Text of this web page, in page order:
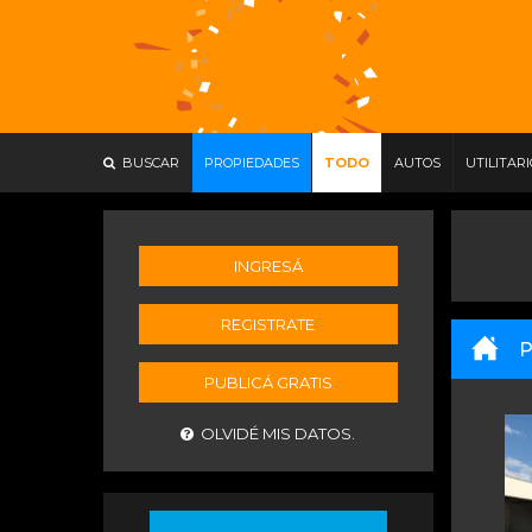
BUSCAR PROPIEDADES TODO AUTOS
INGRESÁ
REGISTRATE
PUBLICÁ GRATIS
OLVIDÉ MIS DATOS.